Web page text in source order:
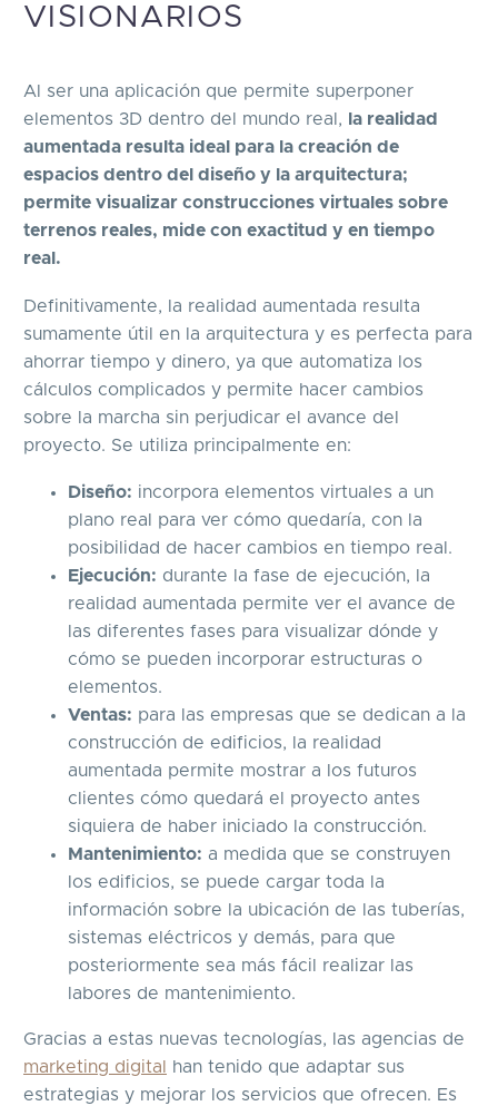
VISIONARIOS
Al ser una aplicación que permite superponer
elementos 3D dentro del mundo real,
la realidad
aumentada resulta ideal para la creación de
espacios dentro del diseño y la arquitectura;
permite visualizar construcciones virtuales sobre
terrenos reales, mide con exactitud y en tiempo
real.
Definitivamente, la realidad aumentada resulta
sumamente útil en la arquitectura y es perfecta para
ahorrar tiempo y dinero, ya que automatiza los
cálculos complicados y permite hacer cambios
sobre la marcha sin perjudicar el avance del
proyecto. Se utiliza principalmente en:
Diseño: incorpora elementos virtuales a un
plano real para ver cómo quedaría, con la
posibilidad de hacer cambios en tiempo real.
Ejecución: durante la fase de ejecución, la
realidad aumentada permite ver el avance de
las diferentes fases para visualizar dónde y
cómo se pueden incorporar estructuras o
elementos.
Ventas: para las empresas que se dedican a la
construcción de edificios, la realidad
aumentada permite mostrar a los futuros
clientes cómo quedará el proyecto antes
siquiera de haber iniciado la construcción.
Mantenimiento: a medida que se construyen
los edificios, se puede cargar toda la
información sobre la ubicación de las tuberías,
sistemas eléctricos y demás, para que
posteriormente sea más fácil realizar las
labores de mantenimiento.
Gracias a estas nuevas tecnologías, las agencias de
marketing digital
han tenido que adaptar sus
estrategias y mejorar los servicios que ofrecen. Es